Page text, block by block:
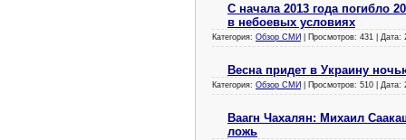
С начала 2013 года погибло
в небоевых условиях
Категория: Обзор СМИ | Просмотров: 431 | Дата:
Весна придет в Украину
Категория: Обзор СМИ | Просмотров: 510 | Дата:
Ваагн Чахалян: Михаил
ложь